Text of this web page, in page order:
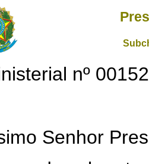
nº
Senhor